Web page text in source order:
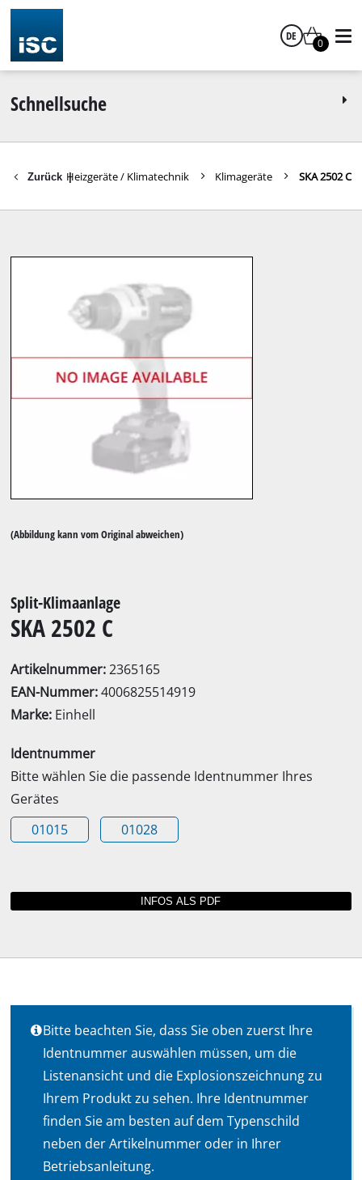
DE
0
Schnellsuche
Zurück |
Heizgeräte / Klimatechnik Klimageräte SKA 2502 C
(Abbildung kann vom Original abweichen)
Split-Klimaanlage
SKA 2502 C
Artikelnummer:2365165
EAN-Nummer:4006825514919
Marke: Einhell
Identnummer
Bitte wählen Sie die passende Identnummer Ihres
Gerätes
01015
01028
Bitte beachten Sie, dass Sie oben zuerst Ihre
Identnummer auswählen müssen, um die
Listenansicht und die Explosionszeichnung zu
Ihrem Produkt zu sehen. Ihre Identnummer
finden Sie am besten auf dem Typenschild
neben der Artikelnummer oder in Ihrer
Betriebsanleitung.